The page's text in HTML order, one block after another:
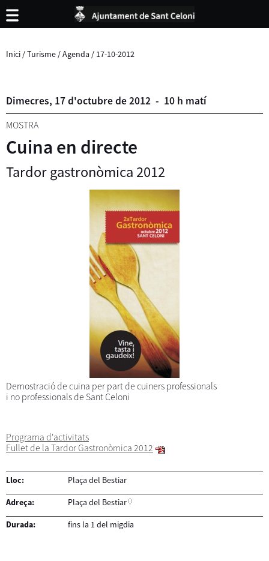
Inici /Turisme /Agenda / 17-10-2012
Dimecres, 17d'octubrede2012 - 10 h matí
MOSTRA
Cuina en directe
Tardor gastronòmica 2012
Demostració de cuina per part de cuiners professionals
i no professionals de Sant Celoni
Programa d'activitats
Fullet de la Tardor Gastronòmica 2012
Lloc: Plaça del Bestiar
Adreça: Plaça del Bestiar
Durada: fins la 1 del migdia